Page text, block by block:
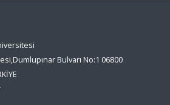
Bulvarı No:1 06800